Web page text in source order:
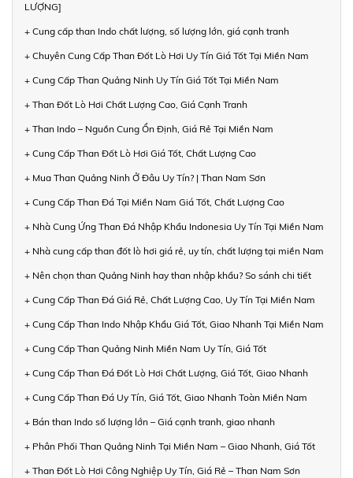
LƯỢNG]
+ Cung cấp than Indo chất lượng, số lượng lớn, giá cạnh tranh
+ Chuyên Cung Cấp Than Đốt Lò Hơi Uy Tín Giá Tốt Tại Miền Nam
+ Cung Cấp Than Quảng Ninh Uy Tín Giá Tốt Tại Miền Nam
+ Than Đốt Lò Hơi Chất Lượng Cao, Giá Cạnh Tranh
+ Than Indo – Nguồn Cung Ổn Định, Giá Rẻ Tại Miền Nam
+ Cung Cấp Than Đốt Lò Hơi Giá Tốt, Chất Lượng Cao
+ Mua Than Quảng Ninh Ở Đâu Uy Tín? | Than Nam Sơn
+ Cung Cấp Than Đá Tại Miền Nam Giá Tốt, Chất Lượng Cao
+ Nhà Cung Ứng Than Đá Nhập Khẩu Indonesia Uy Tín Tại Miền Nam
+ Nhà cung cấp than đốt lò hơi giá rẻ, uy tín, chất lượng tại miền Nam
+ Nên chọn than Quảng Ninh hay than nhập khẩu? So sánh chi tiết
+ Cung Cấp Than Đá Giá Rẻ, Chất Lượng Cao, Uy Tín Tại Miền Nam
+ Cung Cấp Than Indo Nhập Khẩu Giá Tốt, Giao Nhanh Tại Miền Nam
+ Cung Cấp Than Quảng Ninh Miền Nam Uy Tín, Giá Tốt
+ Cung Cấp Than Đá Đốt Lò Hơi Chất Lượng, Giá Tốt, Giao Nhanh
+ Cung Cấp Than Đá Uy Tín, Giá Tốt, Giao Nhanh Toàn Miền Nam
+ Bán than Indo số lượng lớn – Giá cạnh tranh, giao nhanh
+ Phân Phối Than Quảng Ninh Tại Miền Nam – Giao Nhanh, Giá Tốt
+ Than Đốt Lò Hơi Công Nghiệp Uy Tín, Giá Rẻ – Than Nam Sơn